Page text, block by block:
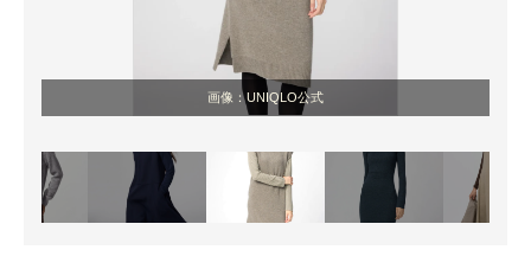
画像：UNIQLO公式